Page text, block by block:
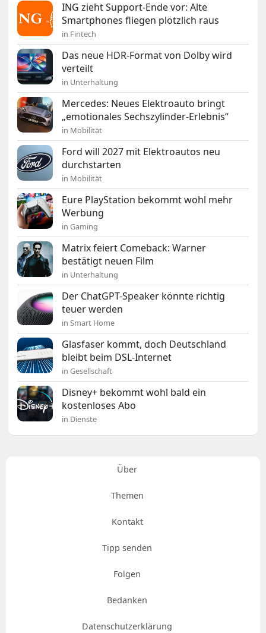
ING zieht Support-Ende vor: Alte
Smartphones fliegen plötzlich raus
in Fintech
Das neue HDR-Format von Dolby wird
verteilt
in Unterhaltung
Mercedes: Neues Elektroauto bringt
„emotionales Sechszylinder-Erlebnis“
in Mobilität
Ford will 2027 mit Elektroautos neu
durchstarten
in Mobilität
Eure PlayStation bekommt wohl mehr
Werbung
in Gaming
Matrix feiert Comeback: Warner
bestätigt neuen Film
in Unterhaltung
Der ChatGPT-Speaker könnte richtig
teuer werden
in Smart Home
Glasfaser kommt, doch Deutschland
bleibt beim DSL-Internet
in Gesellschaft
Disney+ bekommt wohl bald ein
kostenloses Abo
in Dienste
Über
Themen
Kontakt
Tipp senden
Folgen
Bedanken
Datenschutzerklärung